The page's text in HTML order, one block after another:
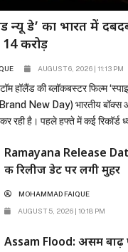
न्यू डे’ का भारत में
करोड़
AUGUST 6, 2026 | 11:13 PM
हॉलैंड की ब्लॉकबस्टर फिल्म
New Day) भारतीय बॉक्स
रही है। पहले हफ्ते में कई रिकॉर्ड
के...
Ramayana Release
की रिलीज डेट पर लगी मुहर
MOHAMMAD FAIQUE
AUGUST 5, 2026 | 10:18 PM
Assam Flood: असम बाढ़